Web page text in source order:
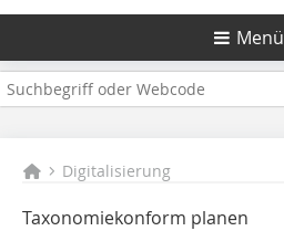
Menü
Digitalisierung
Taxonomiekonform planen